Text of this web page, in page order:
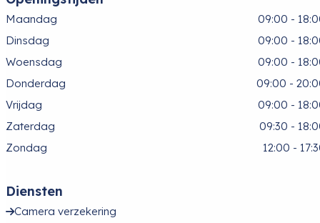
Maandag
09:00 -
Dinsdag
09:00 -
Woensdag
09:00 -
Donderdag
09:00 -
Vrijdag
09:00 -
Zaterdag
09:30 -
Zondag
12:00 -
Diensten
Camera verzekering